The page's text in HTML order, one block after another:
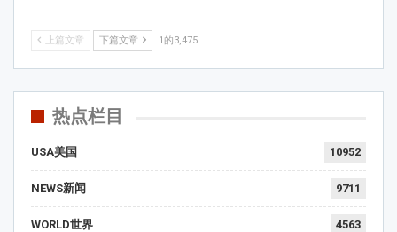
上篇文章 下篇文章 1的3,475
热点栏目
USA美国 10952
NEWS新闻 9711
WORLD世界 4563